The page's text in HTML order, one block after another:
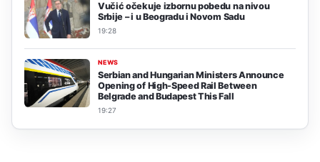
Vučić očekuje izbornu pobedu na nivou
Srbije – i u Beogradu i Novom Sadu
19:28
NEWS
Serbian and Hungarian Ministers Announce
Opening of High-Speed Rail Between
Belgrade and Budapest This Fall
19:27